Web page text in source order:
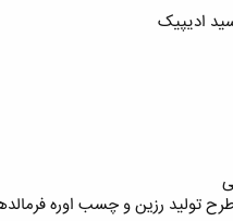
ادیپیک
توليد رزين و چسب اوره